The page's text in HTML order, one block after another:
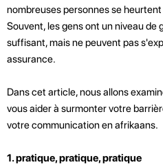
nombreuses personnes se
Souvent, les gens ont un niveau de
suffisant, mais ne peuvent pas
assurance.
Dans cet article, nous allons
vous aider à surmonter votre
votre communication en afrikaans.
1. pratique, pratique, pratique